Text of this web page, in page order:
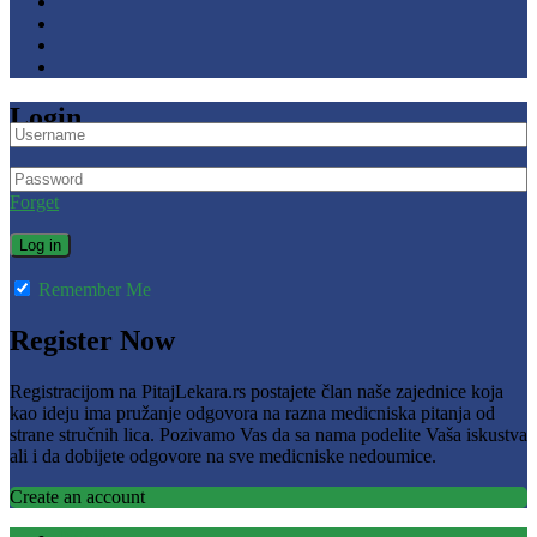
Login
Forget
Remember Me
Register Now
Registracijom na PitajLekara.rs postajete član naše zajednice koja
kao ideju ima pružanje odgovora na razna medicniska pitanja od
strane stručnih lica. Pozivamo Vas da sa nama podelite Vaša iskustva
ali i da dobijete odgovore na sve medicniske nedoumice.
Create an account